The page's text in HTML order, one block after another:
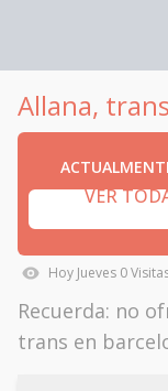
Allana,
VER
Hoy Jueves 0
Recuerda: no
trans en